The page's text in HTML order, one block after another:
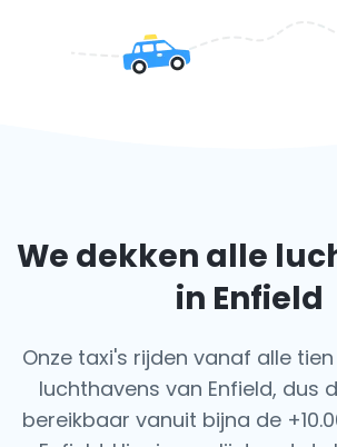
We dekken alle
in Enfield
Onze taxi's rijden vanaf alle
luchthavens van Enfield, dus
bereikbaar vanuit bijna de